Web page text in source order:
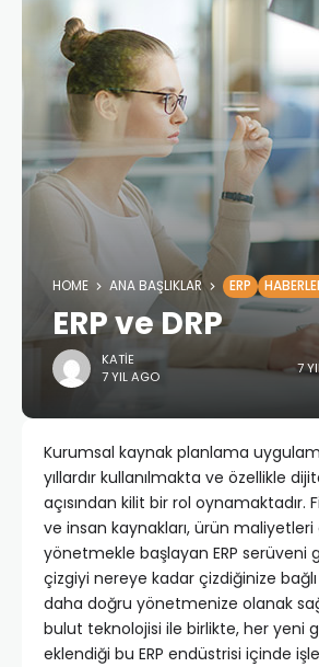
HOME ANA BAŞLIKLAR ERP
ERP ve DRP
KATIE
7 YIL AGO
7
Kurumsal kaynak planlama
yıllardır kullanılmakta ve özellikle
açısından kilit bir rol oynamaktadır.
ve insan kaynakları, ürün maliyetleri
yönetmekle başlayan ERP serüveni
çizgiyi nereye kadar çizdiğinize
daha doğru yönetmenize olanak
bulut teknolojisi ile birlikte, her yeni
eklendiği bu ERP endüstrisi içinde